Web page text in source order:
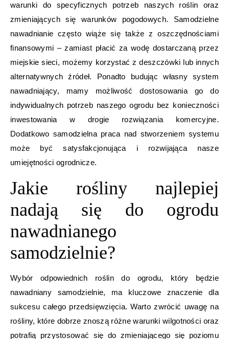
warunki do specyficznych potrzeb naszych roślin oraz
zmieniających się warunków pogodowych. Samodzielne
nawadnianie często wiąże się także z oszczędnościami
finansowymi – zamiast płacić za wodę dostarczaną przez
miejskie sieci, możemy korzystać z deszczówki lub innych
alternatywnych źródeł. Ponadto budując własny system
nawadniający, mamy możliwość dostosowania go do
indywidualnych potrzeb naszego ogrodu bez konieczności
inwestowania w drogie rozwiązania komercyjne.
Dodatkowo samodzielna praca nad stworzeniem systemu
może być satysfakcjonująca i rozwijająca nasze
umiejętności ogrodnicze.
Jakie rośliny najlepiej
nadają się do ogrodu
nawadnianego
samodzielnie?
Wybór odpowiednich roślin do ogrodu, który będzie
nawadniany samodzielnie, ma kluczowe znaczenie dla
sukcesu całego przedsięwzięcia. Warto zwrócić uwagę na
rośliny, które dobrze znoszą różne warunki wilgotności oraz
potrafią przystosować się do zmieniającego się poziomu